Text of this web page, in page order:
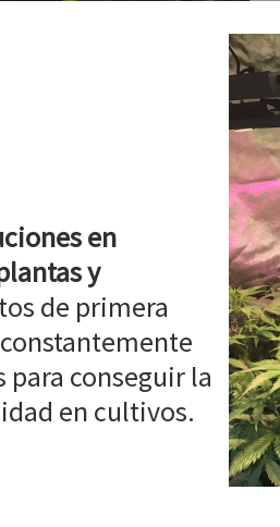
en
y
de primera
conseguir la
en cultivos.